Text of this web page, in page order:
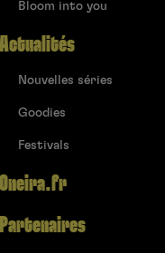
Bloom into you
Actualités
Nouvelles séries
Goodies
Festivals
Oneira.fr
Partenaires